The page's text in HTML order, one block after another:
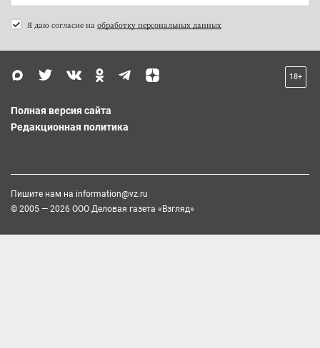
Я даю согласие на обработку персональных данных
18+
Полная версия сайта
Редакционная политика
Пишите нам на information@vz.ru
© 2005 — 2026 ООО Деловая газета «Взгляд»